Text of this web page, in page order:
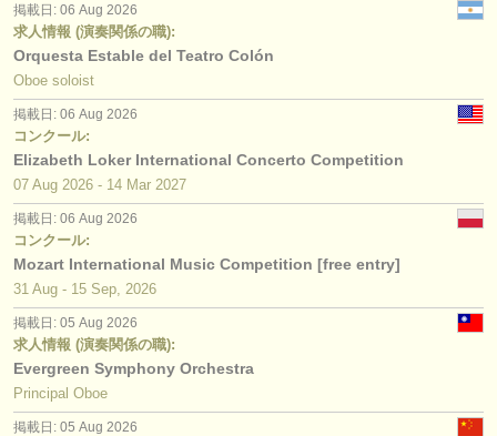
掲載日: 06 Aug 2026
求人情報 (演奏関係の職):
Orquesta Estable del Teatro Colón
Oboe soloist
掲載日: 06 Aug 2026
コンクール:
Elizabeth Loker International Concerto Competition
07 Aug 2026 - 14 Mar 2027
掲載日: 06 Aug 2026
コンクール:
Mozart International Music Competition [free entry]
31 Aug - 15 Sep, 2026
掲載日: 05 Aug 2026
求人情報 (演奏関係の職):
Evergreen Symphony Orchestra
Principal Oboe
掲載日: 05 Aug 2026